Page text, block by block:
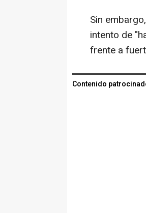
Sin
intento de
frente a
Contenido